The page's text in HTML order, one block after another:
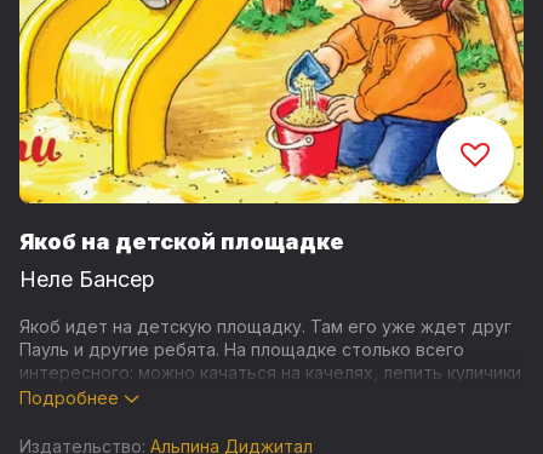
Якоб на детской площадке
Неле Бансер
Якоб идет на детскую площадку. Там его уже ждет друг
Пауль и другие ребята. На площадке столько всего
интересного: можно качаться на качелях, лепить куличики
и играть в прятки! Главное, быть внимательным и не
Подробнее
Издательство: Альпина Диджитал